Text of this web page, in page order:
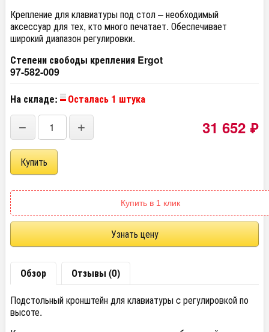
Крепление для клавиатуры под стол – необходимый
аксессуар для тех, кто много печатает. Обеспечивает
широкий диапазон регулировки.
Степени свободы крепления Ergot
97-582-009
На складе:
Осталась 1 штука
− + 31 652 ₽
Купить в 1 клик
Узнать цену
Обзор
Отзывы (0)
Подстольный кронштейн для клавиатуры c регулировкой по
высоте.